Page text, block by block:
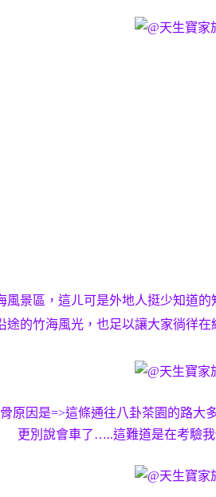
風景區，這ㄦ可是外地人挺少知道
途的竹海風光，也足以讓大家徜徉
原因是=>這條通往八卦茶園的路大
更別說會車了…..這難道是在考驗